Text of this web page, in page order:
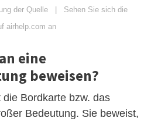
der Quelle | Sehen Sie sich die
airhelp.com an
eine
beweisen?
Bordkarte bzw. das
Bedeutung. Sie beweist,